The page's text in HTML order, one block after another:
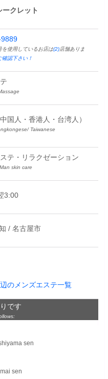
クレット
を使用しているお店は(2)店舗ありま
確認下さい！
国人・香港人・台湾人）
Taiwanese
テ・リラクゼーション
skin care
3:00
/ 名古屋市
のメンズエステ一覧
です
sen
sen